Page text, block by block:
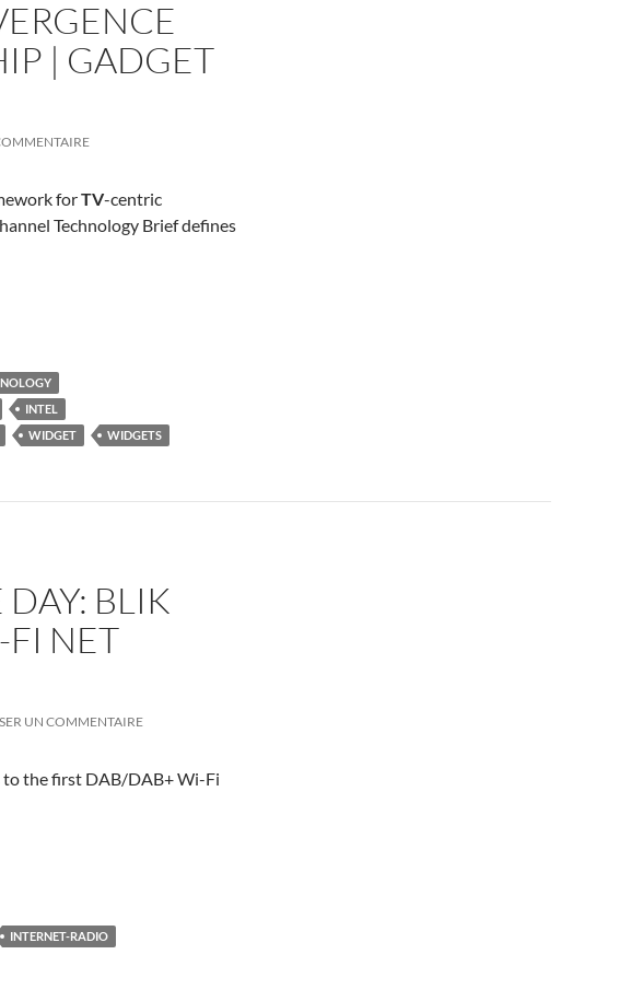
| GADGET
forTV-centric
Technology Brief defines
INTEL
WIDGET WIDGETS
BLIK
NET
UN COMMENTAIRE
the first DAB/DAB+ Wi-Fi
INTERNET-RADIO